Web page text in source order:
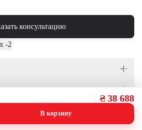
консультацию
-2
в ваших домах
₴ 38 688
В корзину